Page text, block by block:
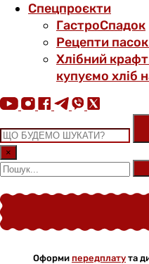
Спецпроєкти
ГастроСпадок
Рецепти
Хлібний
купуємо хліб
×
Оформи передплату та